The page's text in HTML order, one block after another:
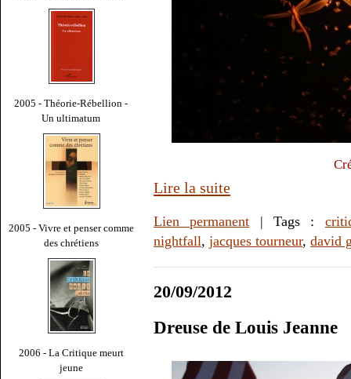
2005 - Théorie-Rébellion -
Un ultimatum
2005 - Vivre et penser comme
des chrétiens
2006 - La Critique meurt
jeune
Lire la suite
Lien permanent | Tags :
nightfall, jacques tourneur, david
20/09/2012
Dreuse de Louis Jeanne